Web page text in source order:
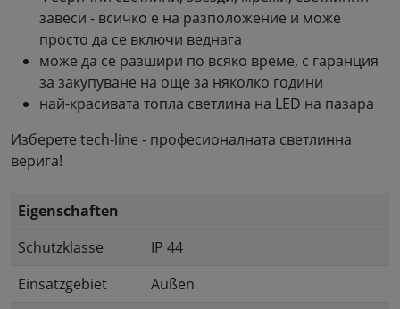
завеси - всичко е на разположение и може
просто да се включи веднага
може да се разшири по всяко време, с гаранция
за закупуване на още за няколко години
най-красивата топла светлина на LED на пазара
Изберете tech-line - професионалната светлинна
верига!
Eigenschaften
Schutzklasse
IP 44
Einsatzgebiet
Außen